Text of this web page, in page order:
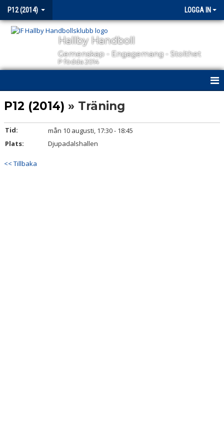
P12 (2014) LOGGA IN
Hallby Handboll
Gemenskap - Engagemang - Stolthet
P födda 2014
HEM
NYHETER
KALENDER
MATCHER
P12 (2014) » Träning
Tid:
mån 10 augusti, 17:30 - 18:45
Plats:
Djupadalshallen
<< Tillbaka